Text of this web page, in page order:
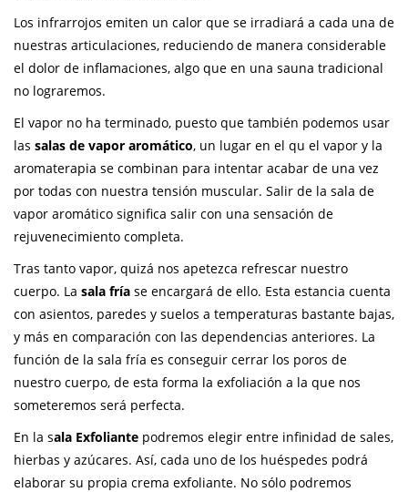
Los infrarrojos emiten un calor que se irradiará a cada una de
nuestras articulaciones, reduciendo de manera considerable
el dolor de inflamaciones, algo que en una sauna tradicional
no lograremos.
El vapor no ha terminado, puesto que también podemos usar
las salas de vapor aromático, un lugar en el qu el vapor y la
aromaterapia se combinan para intentar acabar de una vez
por todas con nuestra tensión muscular. Salir de la sala de
vapor aromático significa salir con una sensación de
rejuvenecimiento completa.
Tras tanto vapor, quizá nos apetezca refrescar nuestro
cuerpo. La sala fría se encargará de ello. Esta estancia cuenta
con asientos, paredes y suelos a temperaturas bastante bajas,
y más en comparación con las dependencias anteriores. La
función de la sala fría es conseguir cerrar los poros de
nuestro cuerpo, de esta forma la exfoliación a la que nos
someteremos será perfecta.
En la sala Exfoliante podremos elegir entre infinidad de sales,
hierbas y azúcares. Así, cada uno de los huéspedes podrá
elaborar su propia crema exfoliante. No sólo podremos